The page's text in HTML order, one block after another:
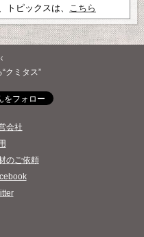
トピックスは、 こちら
クミタス”
会社
のご依頼